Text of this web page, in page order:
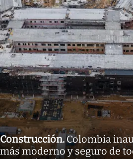
Construcción.Colombia
más moderno y seguro de